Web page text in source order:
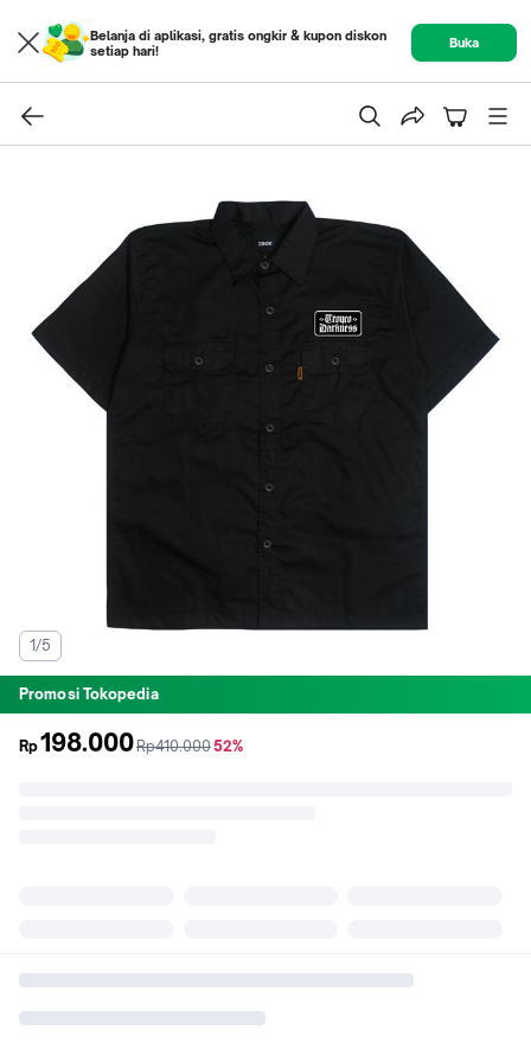
Belanja di aplikasi, gratis ongkir & kupon diskon
setiap hari!
Buka
1/5
Promosi Tokopedia
Rp198.000sebelum
Rp410.000diskon
52%